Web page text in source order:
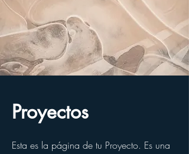
Proyectos
Esta es la página de tu Proyecto. Es una